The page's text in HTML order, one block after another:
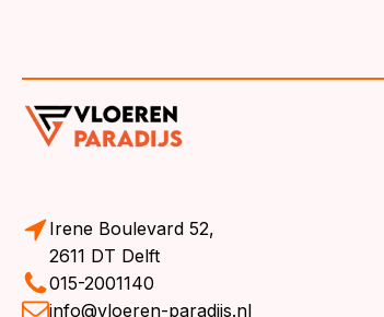
Irene Boulevard 52,
2611 DT Delft
015-2001140
info@vloeren-paradijs.nl